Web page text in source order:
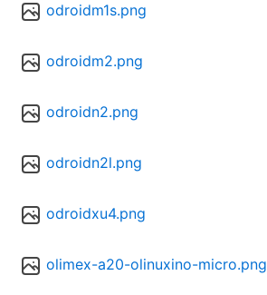
odroidm1s.png
odroidm2.png
odroidn2.png
odroidn2l.png
odroidxu4.png
olimex-a20-olinuxino-micro.png